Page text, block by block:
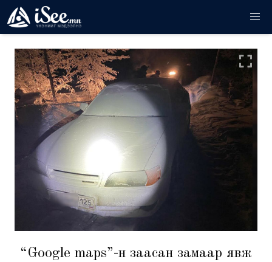
“Google maps”-н заасан замаар явж